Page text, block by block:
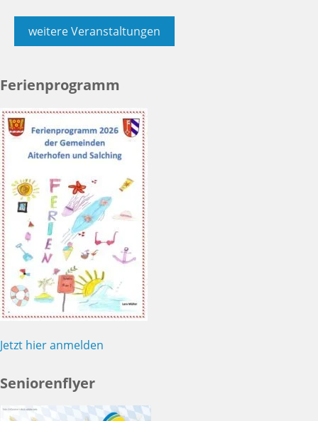
weitere Veranstaltungen
Ferienprogramm
Jetzt hier anmelden
Seniorenflyer